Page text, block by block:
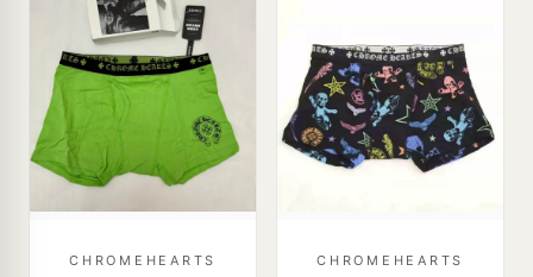
CHROMEHEARTS CHROMEHEARTS